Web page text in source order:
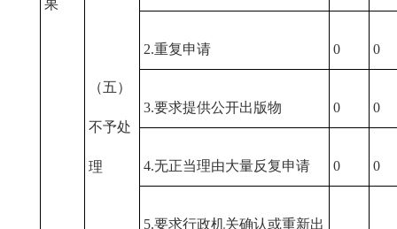
果
（五）
不予处
理
2.重复申请 0 0
3.要求提供公开出版物 0 0
4.无正当理由大量反复申请 0 0
5.要求行政机关确认或重新出